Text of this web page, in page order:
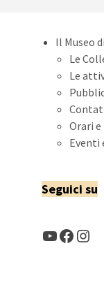
Il Museo
Le
Le
Orari
Eventi
Seguici su
YouTube